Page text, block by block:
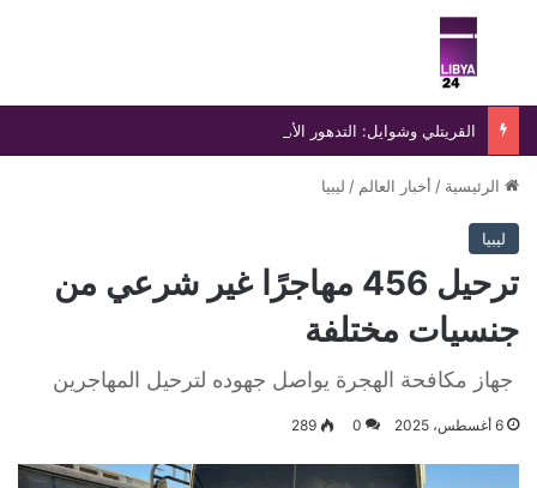
بحث عن
الرئيسية / أخبار العالم / ليبيا
ليبيا
ترحيل 456 مهاجرًا غير شرعي من
جنسيات مختلفة
جهاز مكافحة الهجرة يواصل جهوده لترحيل المهاجرين
6 أغسطس، 2025 0
289